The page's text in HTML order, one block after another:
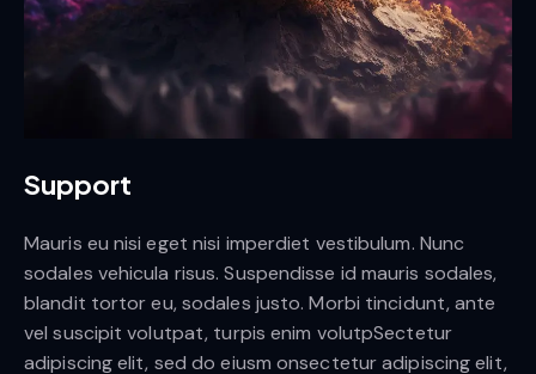
Support
Mauris eu nisi eget nisi imperdiet vestibulum. Nunc
sodales vehicula risus. Suspendisse id mauris sodales,
blandit tortor eu, sodales justo. Morbi tincidunt, ante
vel suscipit volutpat, turpis enim volutpSectetur
adipiscing elit, sed do eiusm onsectetur adipiscing elit,